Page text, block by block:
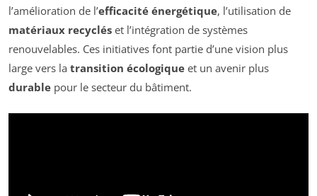
l’amélioration de l’efficacité énergétique, l’utilisation de
matériaux recyclés et l’intégration de systèmes
renouvelables. Ces initiatives font partie d’une vision plus
large vers la transition écologique et un avenir plus
durable pour le secteur du bâtiment.